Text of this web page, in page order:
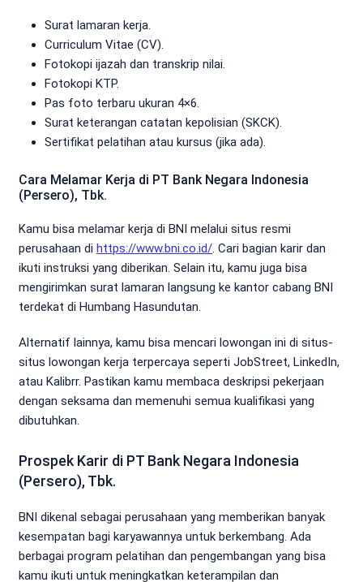
Surat lamaran kerja.
Curriculum Vitae (CV).
Fotokopi ijazah dan transkrip nilai.
Fotokopi KTP.
Pas foto terbaru ukuran 4×6.
Surat keterangan catatan kepolisian (SKCK).
Sertifikat pelatihan atau kursus (jika ada).
Cara Melamar Kerja di PT Bank Negara Indonesia
(Persero), Tbk.
Kamu bisa melamar kerja di BNI melalui situs resmi
perusahaan di https://www.bni.co.id/. Cari bagian karir dan
ikuti instruksi yang diberikan. Selain itu, kamu juga bisa
mengirimkan surat lamaran langsung ke kantor cabang BNI
terdekat di Humbang Hasundutan.
Alternatif lainnya, kamu bisa mencari lowongan ini di situs-
situs lowongan kerja terpercaya seperti JobStreet, LinkedIn,
atau Kalibrr. Pastikan kamu membaca deskripsi pekerjaan
dengan seksama dan memenuhi semua kualifikasi yang
dibutuhkan.
Prospek Karir di PT Bank Negara Indonesia
(Persero), Tbk.
BNI dikenal sebagai perusahaan yang memberikan banyak
kesempatan bagi karyawannya untuk berkembang. Ada
berbagai program pelatihan dan pengembangan yang bisa
kamu ikuti untuk meningkatkan keterampilan dan